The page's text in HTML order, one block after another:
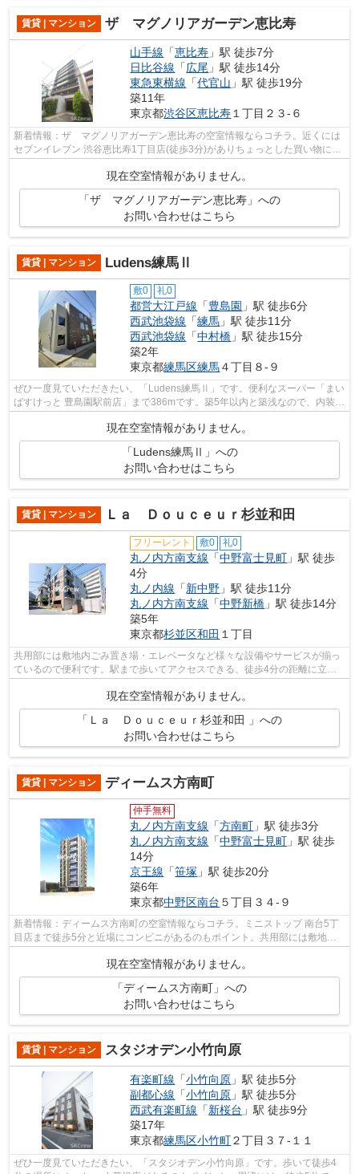
賃貸 | マンション ザ マグノリアガーデン恵比寿
山手線 「恵比寿 」駅 徒歩7分
日比谷線 「広尾 」駅 徒歩14分
東急東横線 「代官山 」駅 徒歩19分
築11年
東京都渋谷区恵比寿１丁目２３-６
新着情報：ザ マグノリアガーデン恵比寿の空室情報ならコチラ。近くには
セブンイレブン 渋谷恵比寿1丁目店(徒歩3分)がありちょっとした買い物に便
現在空室情報がありません。
「ザ マグノリアガーデン恵比寿」への
お問い合わせはこちら
賃貸 | マンション Ludens練馬Ⅱ
敷0 礼0
都営大江戸線 「豊島園 」駅 徒歩6分
西武池袋線 「練馬 」駅 徒歩11分
西武池袋線 「中村橋 」駅 徒歩15分
築2年
東京都練馬区練馬４丁目８-９
ぜひ一度見ていただきたい、「Ludens練馬Ⅱ」です。便利なスーパー「まい
ばすけっと 豊島園駅前店」まで386mです。築5年以内と築浅なので、内装も
外観もキレイです。こちらの物件では初...
現在空室情報がありません。
「Ludens練馬Ⅱ」への
お問い合わせはこちら
賃貸 | マンション Ｌａ Ｄｏｕｃｅｕｒ杉並和田
フリーレント 敷0 礼0
丸ノ内方南支線 「中野富士見町 」駅 徒歩
4分
丸ノ内線 「新中野 」駅 徒歩11分
丸ノ内方南支線 「中野新橋 」駅 徒歩14分
築5年
東京都杉並区和田 １丁目
共用部には敷地内ごみ置き場・エレベータなど様々な設備やサービスが揃っ
ているので便利です。駅まで歩いてアクセスできる、徒歩4分の距離に立地
現在空室情報がありません。
「Ｌａ Ｄｏｕｃｅｕｒ杉並和田 」への
お問い合わせはこちら
賃貸 | マンション ディームス方南町
仲手無料
丸ノ内方南支線 「方南町 」駅 徒歩3分
丸ノ内方南支線 「中野富士見町 」駅 徒歩
14分
京王線 「笹塚 」駅 徒歩20分
築6年
東京都中野区南台 ５丁目３４-９
新着情報：ディームス方南町の空室情報ならコチラ。ミニストップ 南台5丁
目店まで徒歩5分と近場にコンビニがあるのもポイント。共用部には敷地内
ごみ置き場・エレベータなどが備わって...
現在空室情報がありません。
「ディームス方南町」への
お問い合わせはこちら
賃貸 | マンション スタジオデン小竹向原
有楽町線 「小竹向原 」駅 徒歩5分
副都心線 「小竹向原 」駅 徒歩5分
西武有楽町線 「新桜台 」駅 徒歩9分
築17年
東京都練馬区小竹町２丁目３７-１１
ぜひ一度見ていただきたい、「スタジオデン小竹向原」です。歩いて徒歩4